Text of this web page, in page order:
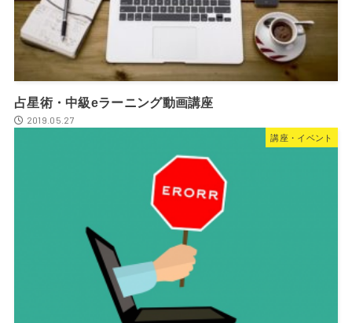
占星術・中級eラーニング動画講座
2019.05.27
講座・イベント